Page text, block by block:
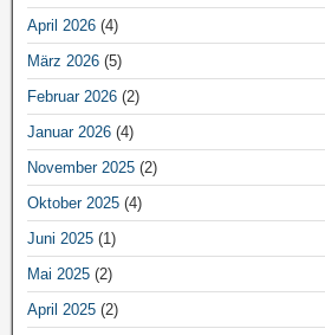
April 2026 (4)
März 2026 (5)
Februar 2026 (2)
Januar 2026 (4)
November 2025 (2)
Oktober 2025 (4)
Juni 2025 (1)
Mai 2025 (2)
April 2025 (2)